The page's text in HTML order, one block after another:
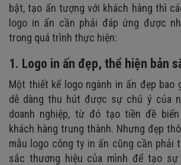
bật, tạo ấn tượng với khách hàng thì
logo in ấn cần phải đáp ứng được
trong quá trình thực hiện:
1. Logo in ấn đẹp, thể hiện bản
Một thiết kế logo ngành in ấn đẹp bao
dễ dàng thu hút được sự chú ý của
doanh nghiệp, từ đó tạo tiền đề
khách hàng trung thành. Nhưng đẹp
mẫu logo công ty in ấn cũng cần phải
sắc thương hiệu của mình để tạo